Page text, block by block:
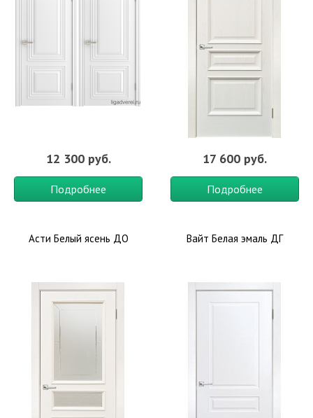
12 300 руб.
Подробнее
17 600 руб.
Подробнее
Асти Белый ясень ДО Вайт Белая эмаль ДГ